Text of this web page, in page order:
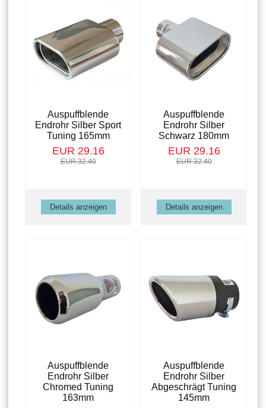
Auspuffblende
Endrohr Silber Sport
Tuning 165mm
EUR 29.16
EUR 32.40
Details anzeigen
Auspuffblende
Endrohr Silber
Schwarz 180mm
EUR 29.16
EUR 32.40
Details anzeigen
Auspuffblende
Endrohr Silber
Chromed Tuning
163mm
Auspuffblende
Endrohr Silber
Abgeschrägt Tuning
145mm